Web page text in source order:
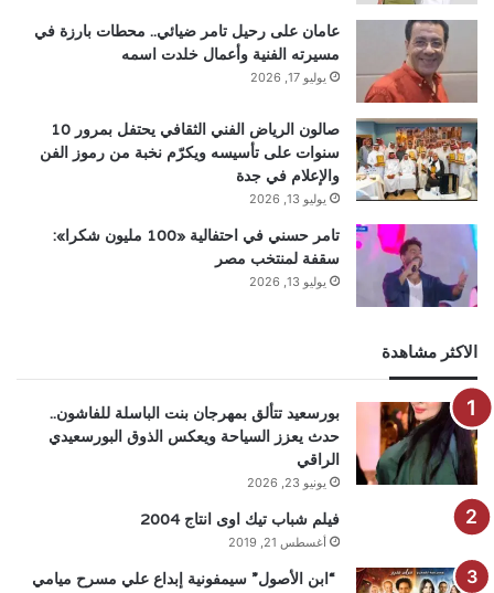
عامان على رحيل تامر ضيائي.. محطات بارزة في
مسيرته الفنية وأعمال خلدت اسمه
يوليو 17, 2026
صالون الرياض الفني الثقافي يحتفل بمرور 10
سنوات على تأسيسه ويكرّم نخبة من رموز الفن
والإعلام في جدة
يوليو 13, 2026
تامر حسني في احتفالية «100 مليون شكرا»:
سقفة لمنتخب مصر
يوليو 13, 2026
الاكثر مشاهدة
بورسعيد تتألق بمهرجان بنت الباسلة للفاشون..
حدث يعزز السياحة ويعكس الذوق البورسعيدي
الراقي
يونيو 23, 2026
فيلم شباب تيك اوى انتاج 2004
أغسطس 21, 2019
“ابن الأصول” سيمفونية إبداع علي مسرح ميامي